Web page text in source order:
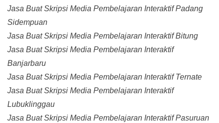
Jasa Buat Skripsi Media Pembelajaran Interaktif Padang
Sidempuan
Jasa Buat Skripsi Media Pembelajaran Interaktif Bitung
Jasa Buat Skripsi Media Pembelajaran Interaktif
Banjarbaru
Jasa Buat Skripsi Media Pembelajaran Interaktif Ternate
Jasa Buat Skripsi Media Pembelajaran Interaktif
Lubuklinggau
Jasa Buat Skripsi Media Pembelajaran Interaktif Pasuruan